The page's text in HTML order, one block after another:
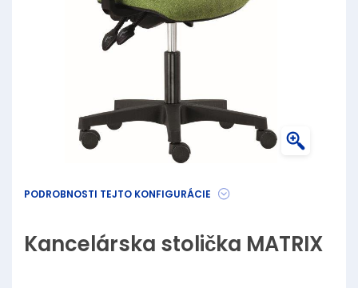
PODROBNOSTI TEJTO KONFIGURÁCIE
Kancelárska stolička MATRIX